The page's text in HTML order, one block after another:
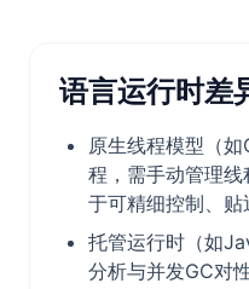
语言运行时差
原生线程模型（
程，需手动管理
于可精细控制、贴
托管运行时（如
分析与并发GC对